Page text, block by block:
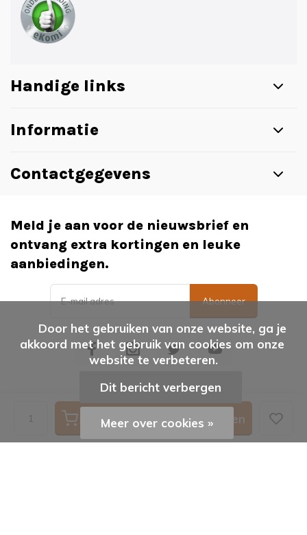
Toevoegen aan winkelwagen
Handige links
Informatie
Contactgegevens
Meld je aan voor de nieuwsbrief en
ontvang extra kortingen en leuke
aanbiedingen.
Abonneer
© vanKaarstotServet
akkoord met het gebruik van cookies om onze
website te verbeteren.
Dit bericht verbergen
Meer over cookies »